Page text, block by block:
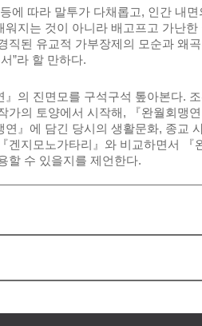
에 따라 말투가 다채롭고, 인간 내
워지는 것이 아니라 배고프고 가난
직된 유교적 가부장제의 모순과 왜
”라 할 만하다.
의 진면모를 구석구석 톺아본다.
가의 토양에서 시작해, 『완월회맹
』에 담긴 당시의 생활문화, 종교
겐지모노가타리』와 비교하면서
할 수 있을지를 제언한다.